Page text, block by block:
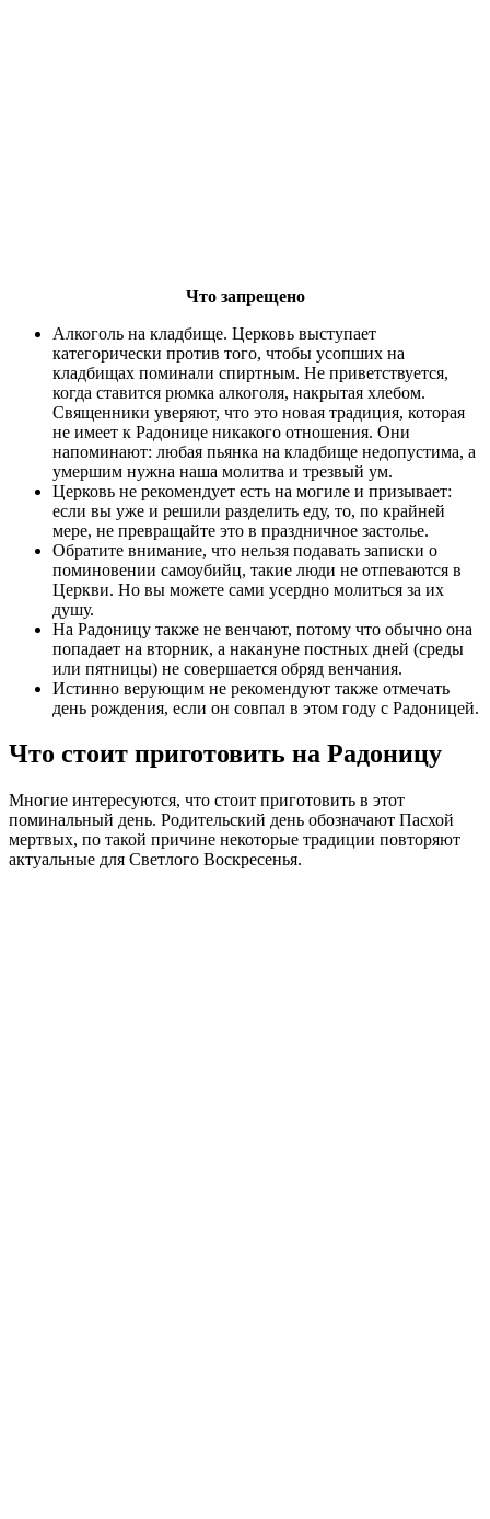
Что запрещено
Алкоголь на кладбище. Церковь выступает
категорически против того, чтобы усопших на
кладбищах поминали спиртным. Не приветствуется,
когда ставится рюмка алкоголя, накрытая хлебом.
Священники уверяют, что это новая традиция, которая
не имеет к Радонице никакого отношения. Они
напоминают: любая пьянка на кладбище недопустима, а
умершим нужна наша молитва и трезвый ум.
Церковь не рекомендует есть на могиле и призывает:
если вы уже и решили разделить еду, то, по крайней
мере, не превращайте это в праздничное застолье.
Обратите внимание, что нельзя подавать записки о
поминовении самоубийц, такие люди не отпеваются в
Церкви. Но вы можете сами усердно молиться за их
душу.
На Радоницу также не венчают, потому что обычно она
попадает на вторник, а накануне постных дней (среды
или пятницы) не совершается обряд венчания.
Истинно верующим не рекомендуют также отмечать
день рождения, если он совпал в этом году с Радоницей.
Что стоит приготовить на Радоницу
Многие интересуются, что стоит приготовить в этот
поминальный день. Родительский день обозначают Пасхой
мертвых, по такой причине некоторые традиции повторяют
актуальные для Светлого Воскресенья.